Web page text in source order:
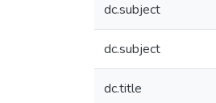
dc.subject
dc.subject
dc.title